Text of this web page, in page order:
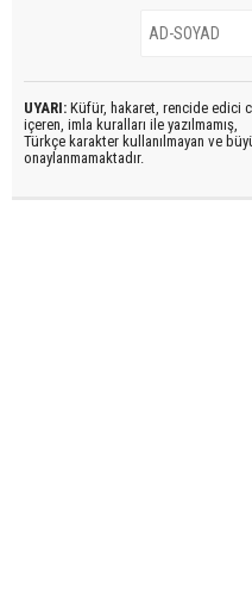
UYARI: Küfür, hakaret, rencide edici
içeren, imla kuralları ile yazılmamış,
Türkçe karakter kullanılmayan ve
onaylanmamaktadır.